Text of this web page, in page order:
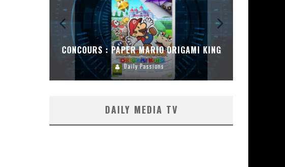
CONCOURS : PAPER MARIO ORIGAMI KING
Daily Passions
DAILY MEDIA TV